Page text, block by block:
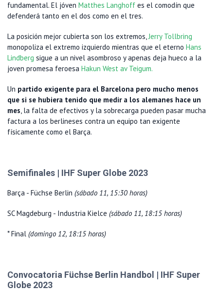
fundamental. El jóven Matthes Langhoff es el comodín que
defenderá tanto en el dos como en el tres.
La posición mejor cubierta son los extremos,Jerry Tollbring
monopoliza el extremo izquierdo mientras que el eterno Hans
Lindberg sigue a un nivel asombroso y apenas deja hueco a la
joven promesa feroesa Hakun West av Teigum.
Un partido exigente para el Barcelona pero mucho menos
que si se hubiera tenido que medir a los alemanes hace un
mes, la falta de efectivos y la sobrecarga pueden pasar mucha
factura a los berlineses contra un equipo tan exigente
físicamente como el Barça.
Semifinales | IHF Super Globe 2023
Barça - Füchse Berlin (sábado 11, 15:30 horas)
SC Magdeburg - Industria Kielce (sábado 11, 18:15 horas)
* Final (domingo 12, 18:15 horas)
Convocatoria Füchse Berlin Handbol | IHF Super
Globe 2023